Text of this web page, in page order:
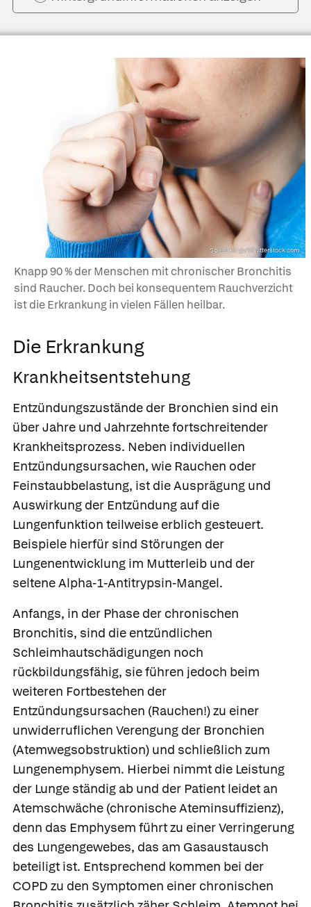
SpeedKingz/Shutterstock.com
Knapp 90 % der Menschen mit chronischer Bronchitis
sind Raucher. Doch bei konsequentem Rauchverzicht
ist die Erkrankung in vielen Fällen heilbar.
Die Erkrankung
Krankheitsentstehung
Entzündungszustände der Bronchien sind ein
über Jahre und Jahrzehnte fortschreitender
Krankheitsprozess. Neben individuellen
Entzündungsursachen, wie Rauchen oder
Feinstaubbelastung, ist die Ausprägung und
Auswirkung der Entzündung auf die
Lungenfunktion teilweise erblich gesteuert.
Beispiele hierfür sind Störungen der
Lungenentwicklung im Mutterleib und der
seltene Alpha-1-Antitrypsin-Mangel.
Anfangs, in der Phase der chronischen
Bronchitis, sind die entzündlichen
Schleimhautschädigungen noch
rückbildungsfähig, sie führen jedoch beim
weiteren Fortbestehen der
Entzündungsursachen (Rauchen!) zu einer
unwiderruflichen Verengung der Bronchien
(Atemwegsobstruktion) und schließlich zum
Lungenemphysem. Hierbei nimmt die Leistung
der Lunge ständig ab und der Patient leidet an
Atemschwäche (chronische Ateminsuffizienz),
denn das Emphysem führt zu einer Verringerung
des Lungengewebes, das am Gasaustausch
beteiligt ist. Entsprechend kommen bei der
COPD zu den Symptomen einer chronischen